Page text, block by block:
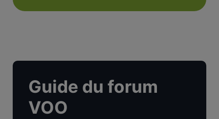
Guide du forum
VOO